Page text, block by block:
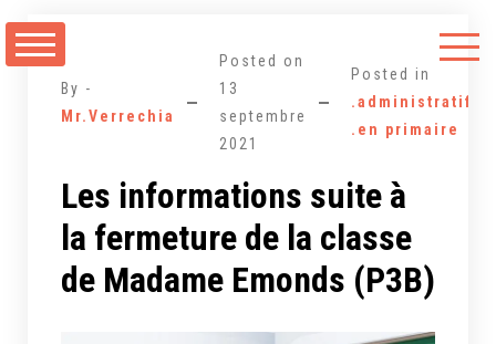
au
By -
Mr.Verrechia
Posted on
13
septembre
2021
Posted in
.administratif
.en primaire
Les informations suite à
la fermeture de la classe
de Madame Emonds (P3B)